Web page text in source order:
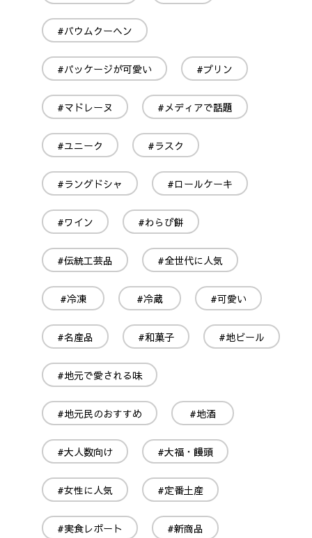
#バウムクーヘン
#パッケージが可愛い #プリン
#マドレーヌ #メディアで話題
#ユニーク #ラスク
#ラングドシャ #ロールケーキ
#ワイン #わらび餅
#伝統工芸品 #全世代に人気
#冷凍 #冷蔵 #可愛い
#名産品 #和菓子 #地ビール
#地元で愛される味
#地元民のおすすめ #地酒
#大人数向け #大福・饅頭
#女性に人気 #定番土産
#実食レポート #新商品